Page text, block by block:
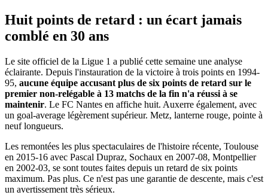
Huit points de retard : un écart jamais
comblé en 30 ans
Le site officiel de la Ligue 1 a publié cette semaine une analyse
éclairante. Depuis l'instauration de la victoire à trois points en 1994-
95, aucune équipe accusant plus de six points de retard sur le
premier non-relégable à 13 matchs de la fin n'a réussi à se
maintenir. Le FC Nantes en affiche huit. Auxerre également, avec
un goal-average légèrement supérieur. Metz, lanterne rouge, pointe à
neuf longueurs.
Les remontées les plus spectaculaires de l'histoire récente, Toulouse
en 2015-16 avec Pascal Dupraz, Sochaux en 2007-08, Montpellier
en 2002-03, se sont toutes faites depuis un retard de six points
maximum. Pas plus. Ce n'est pas une garantie de descente, mais c'est
un avertissement très sérieux.